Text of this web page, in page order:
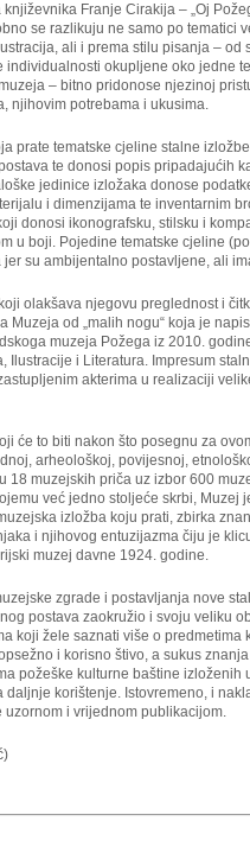
Franje Cirakija – „Oj
se razlikuju ne samo po tematici
ali i prema stilu pisanja – od
individualnosti okupljene oko jedne
– bitno pridonose njezinoj
njihovim potrebama i ukusima.
prate tematske cjeline stalne
te donosi popis pripadajućih
jedinice izložaka donose
i dimenzijama te inventarnim
donosi ikonografsku, stilsku i
u boji. Pojedine tematske cjeline
su ambijentalno postavljene, ali
olakšava njegovu preglednost i
Muzeja od „malih nogu“ koja je
muzeja Požega iz 2010.
Ilustracije i Literatura. Impresum
akterima u realizaciji
će to biti nakon što posegnu za
arheološkoj, povijesnoj,
18 muzejskih priča uz izbor 600
već jedno stoljeće skrbi, Muzej
izložba koju prati, zbirka
i njihovog entuzijazma čiju je
muzej davne 1924. godine.
zgrade i postavljanja nove
postava zaokružio i svoju veliku
koji žele saznati više o predmetima
i korisno štivo, a sukus
požeške kulturne baštine izloženih
korištenje. Istovremeno, i
i vrijednom publikacijom.